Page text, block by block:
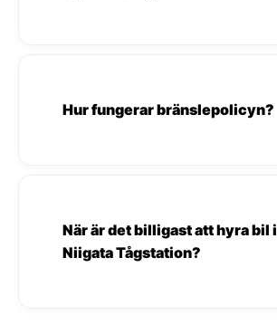
Hur fungerar bränslepolicyn?
När är det billigast att hyra bil i
Niigata Tågstation?